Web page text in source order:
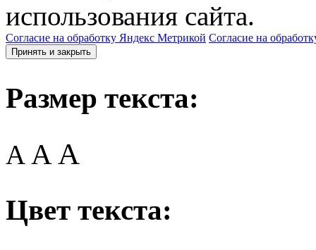
использования сайта.
Согласие на обработку Яндекс Метрикой Согласие на
Принять и закрыть
Размер текста:
A AA
Цвет текста: